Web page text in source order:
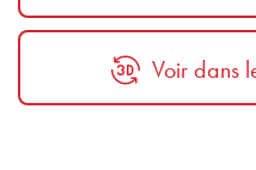
Voir dans